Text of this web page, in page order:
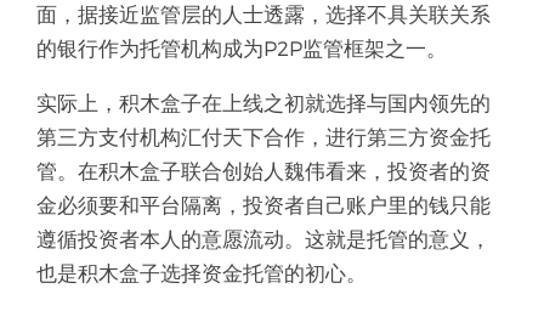
面，据接近监管层的人士透露，选择不具关联关系
的银行作为托管机构成为P2P监管框架之一。
实际上，积木盒子在上线之初就选择与国内领先的
第三方支付机构汇付天下合作，进行第三方资金托
管。在积木盒子联合创始人魏伟看来，投资者的资
金必须要和平台隔离，投资者自己账户里的钱只能
遵循投资者本人的意愿流动。这就是托管的意义，
也是积木盒子选择资金托管的初心。